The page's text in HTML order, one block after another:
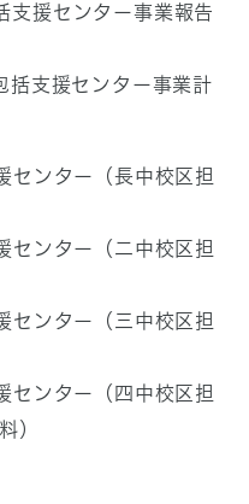
援センター事業報告
援センター事業計
センター（長中校区担
センター（二中校区担
センター（三中校区担
センター（四中校区担
）